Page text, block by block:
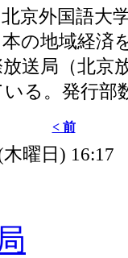
京外国語大
の地域経済
送局（北京
る。発行部
< 前
曜日) 16:17